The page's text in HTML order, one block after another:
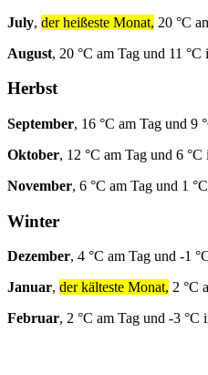
July, der heißeste Monat, 20 °C
August, 20 °C am Tag und 11
Herbst
September, 16 °C am Tag und 9
Oktober, 12 °C am Tag und 6
November, 6 °C am Tag und 1
Winter
Dezember, 4 °C am Tag und -1
Januar, der kälteste Monat, 2 °C
Februar, 2 °C am Tag und -3 °C